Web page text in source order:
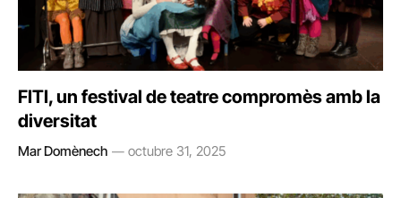
FITI, un festival de teatre compromès amb la
diversitat
Mar Domènech octubre 31, 2025